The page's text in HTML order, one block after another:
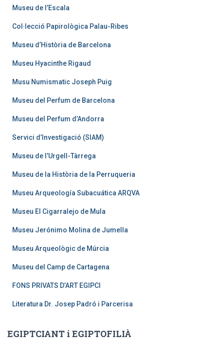
Museu de l’Escala
Col·lecció Papirològica Palau-Ribes
Museu d’Història de Barcelona
Museu Hyacinthe Rigaud
Musu Numismatic Joseph Puig
Museu del Perfum de Barcelona
Museu del Perfum d’Andorra
Servici d’Investigació (SIAM)
Museu de l’Urgell-Tàrrega
Museu de la Història de la Perruqueria
Museu Arqueología Subacuática ARQVA
Museu El Cigarralejo de Mula
Museu Jerónimo Molina de Jumella
Museu Arqueològic de Múrcia
Museu del Camp de Cartagena
FONS PRIVATS D’ART EGIPCI
Literatura Dr. Josep Padró i Parcerisa
EGIPTCIANT i EGIPTOFILIÀ